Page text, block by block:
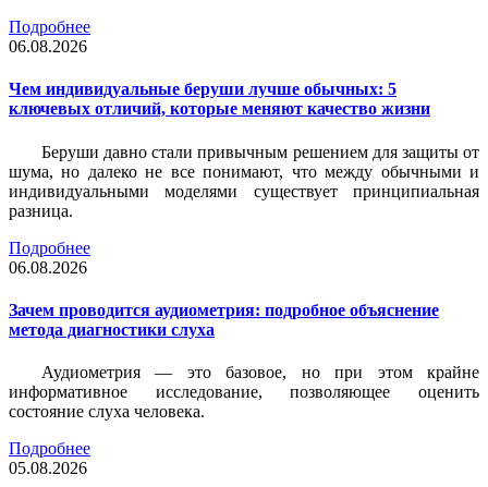
Подробнее
06.08.2026
Чем индивидуальные беруши лучше обычных: 5
ключевых отличий, которые меняют качество жизни
Беруши давно стали привычным решением для защиты от
шума, но далеко не все понимают, что между обычными и
индивидуальными моделями существует принципиальная
разница.
Подробнее
06.08.2026
Зачем проводится аудиометрия: подробное объяснение
метода диагностики слуха
Аудиометрия — это базовое, но при этом крайне
информативное исследование, позволяющее оценить
состояние слуха человека.
Подробнее
05.08.2026